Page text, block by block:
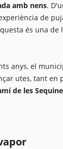
amb nens.
de
és una
anys, el
utes, tant en
de les